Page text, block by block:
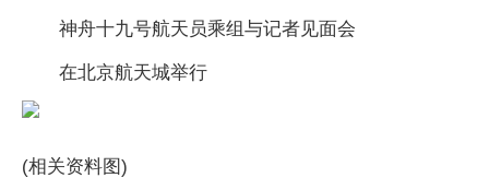
神舟十九号航天员乘组与记者见面会
在北京航天城举行
(相关资料图)